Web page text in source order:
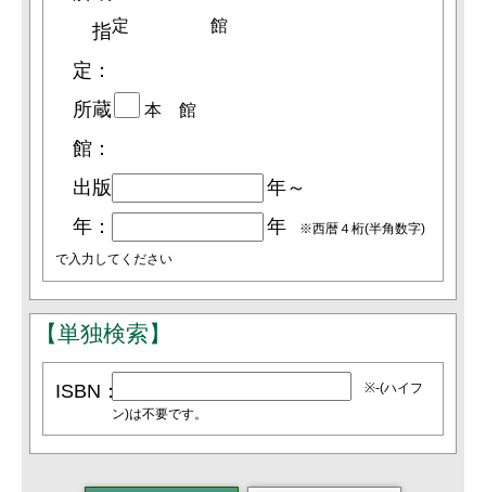
指
定：
定
館
所蔵
館：
本 館
出版
年：
年～
年
※西暦４桁(半角数字)
で入力してください
【単独検索】
ISBN：
※-(ハイフ
ン)は不要です。